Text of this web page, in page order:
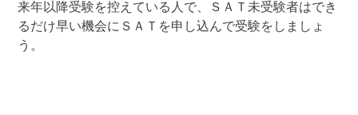
来年以降受験を控えている人で、ＳＡＴ未受験者はでき
るだけ早い機会にＳＡＴを申し込んで受験をしましょ
う。